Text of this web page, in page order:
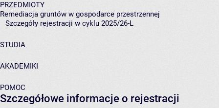
PRZEDMIOTY
Remediacja gruntów w gospodarce przestrzennej
Szczegóły rejestracji w cyklu 2025/26-L
STUDIA
AKADEMIKI
POMOC
Szczegółowe informacje o rejestracji